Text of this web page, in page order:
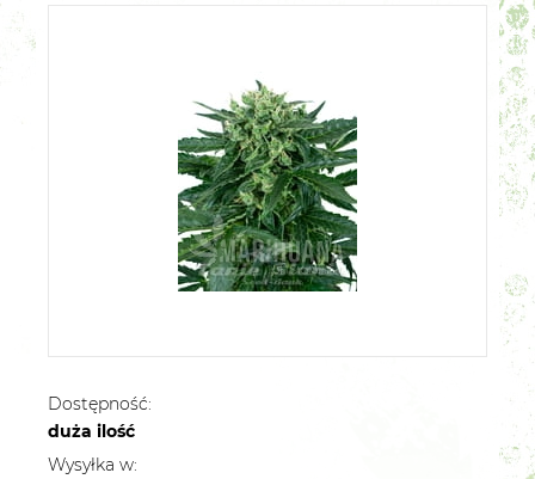
Dostępność:
duża ilość
Wysyłka w: